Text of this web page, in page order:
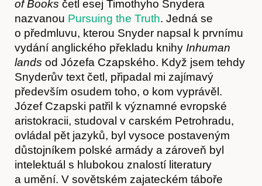
of Books četl esej Timothyho Snydera
nazvanou Pursuing the Truth. Jedná se
o předmluvu, kterou Snyder napsal k prvnímu
vydání anglického překladu knihy Inhuman
lands od Józefa Czapského. Když jsem tehdy
Snyderův text četl, připadal mi zajímavý
především osudem toho, o kom vyprávěl.
Józef Czapski patřil k významné evropské
aristokracii, studoval v carském Petrohradu,
ovládal pět jazyků, byl vysoce postaveným
důstojníkem polské armády a zároveň byl
intelektuál s hlubokou znalostí literatury
a umění. V sovětském zajateckém táboře